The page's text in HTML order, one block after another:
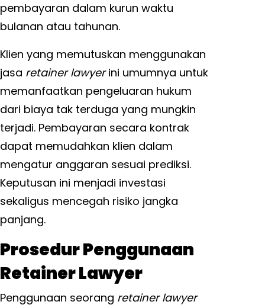
pembayaran dalam kurun waktu
bulanan atau tahunan.
Klien yang memutuskan menggunakan
jasa retainer lawyerini umumnya untuk
memanfaatkan pengeluaran hukum
dari biaya tak terduga yang mungkin
terjadi. Pembayaran secara kontrak
dapat memudahkan klien dalam
mengatur anggaran sesuai prediksi.
Keputusan ini menjadi investasi
sekaligus mencegah risiko jangka
panjang.
Prosedur Penggunaan
Retainer Lawyer
Penggunaan seorang retainer lawyer